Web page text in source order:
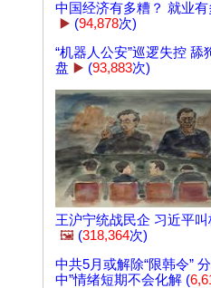
中国经济有多糟？ 就业有
▶️ (94,878次)
“机器人公安”巡逻失控 舔
盘 ▶️ (93,883次)
王沪宁统战民企 习近平
🖼️ (318,364次)
中共5月或解除“限韩令”
中”情绪短期不会化解 (